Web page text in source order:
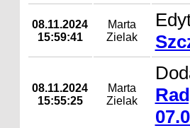
08.11.2024
15:59:41
Marta
Zielak
08.11.2024
15:55:25
Marta
Zielak